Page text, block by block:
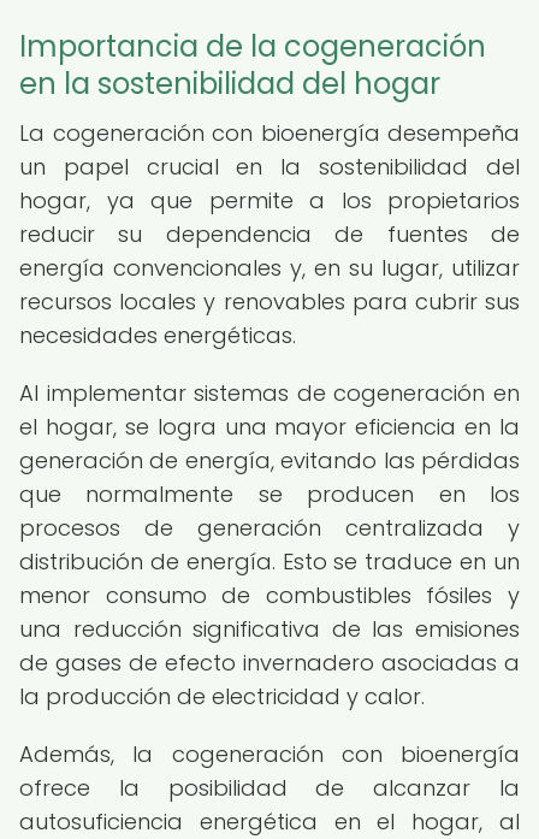
Importancia de la cogeneración
en la sostenibilidad del hogar
La cogeneración con bioenergía desempeña
un papel crucial en la sostenibilidad del
hogar, ya que permite a los propietarios
reducir su dependencia de fuentes de
energía convencionales y, en su lugar, utilizar
recursos locales y renovables para cubrir sus
necesidades energéticas.
Al implementar sistemas de cogeneración en
el hogar, se logra una mayor eficiencia en la
generación de energía, evitando las pérdidas
que normalmente se producen en los
procesos de generación centralizada y
distribución de energía. Esto se traduce en un
menor consumo de combustibles fósiles y
una reducción significativa de las emisiones
de gases de efecto invernadero asociadas a
la producción de electricidad y calor.
Además, la cogeneración con bioenergía
ofrece la posibilidad de alcanzar la
autosuficiencia energética en el hogar, al